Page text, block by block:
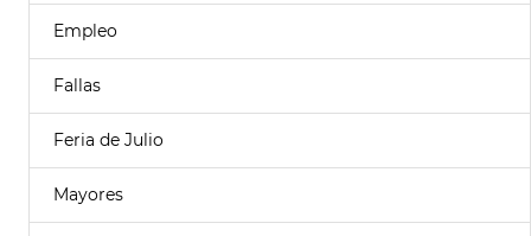
Empleo
Fallas
Feria de Julio
Mayores